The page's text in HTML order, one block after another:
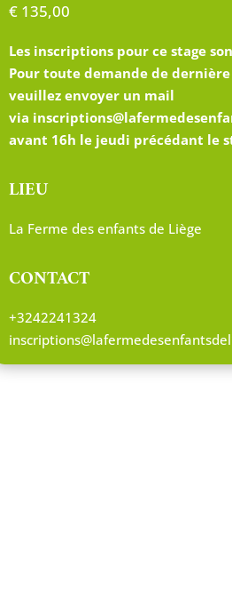
€135,00
Les inscriptions pour ce stage
Pour toute demande de
veuillez envoyer un mail
via
avant 16h le jeudi précédant le
LIEU
La Ferme des enfants de Liège
CONTACT
+3242241324